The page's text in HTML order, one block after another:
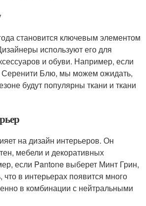
становится ключевым элементом
используют его для
и обуви. Например, если
Серенити Блю, мы можем ожидать,
будут популярны ткани и ткани
на дизайн интерьеров. Он
мебели и декоративных
если Pantone выберет Минт Грин,
в интерьерах появится много
в комбинации с нейтральными